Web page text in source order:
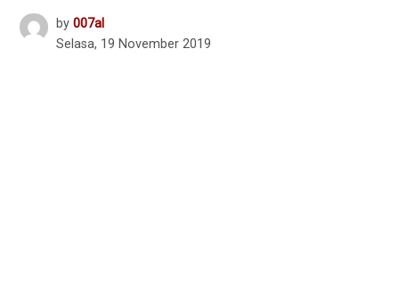
by 007al
Selasa, 19 November 2019